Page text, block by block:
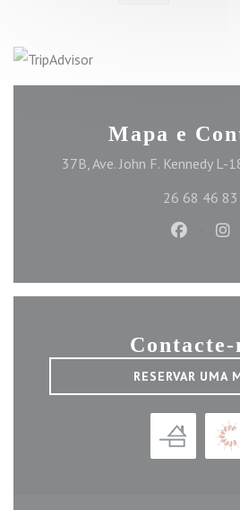
Mapa e
37B, Ave. John F. Kennedy L-
26 68 46 83
Contacte-
RESERVAR UMA